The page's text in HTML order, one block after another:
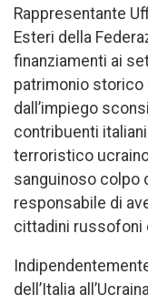
Rappresentante
Esteri della
finanziamenti ai
patrimonio storico
dall’impiego
contribuenti
terroristico
sanguinoso colpo
responsabile di
cittadini russofoni
dell’Italia